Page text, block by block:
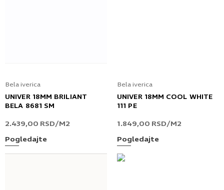
Bela iverica
UNIVER 18MM BRILIANT
BELA 8681 SM
2.439,00 RSD/M2
Pogledajte
Bela iverica
UNIVER 18MM COOL WHITE
111 PE
1.849,00 RSD/M2
Pogledajte